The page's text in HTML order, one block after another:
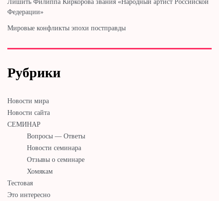
Лишить Филиппа Киркорова звания «Народный артист Российской
Федерации»
Мировые конфликты эпохи постправды
Рубрики
Новости мира
Новости сайта
СЕМИНАР
Вопросы — Ответы
Новости семинара
Отзывы о семинаре
Хомякам
Тестовая
Это интересно